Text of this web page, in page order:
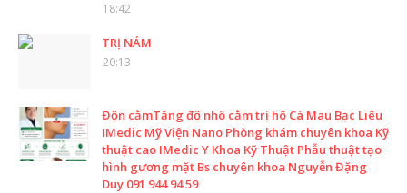
18:42
TRỊ NÁM
20:13
Độn cằmTăng độ nhô cằm trị hô Cà Mau Bạc Liêu
IMedic Mỹ Viện Nano Phòng khám chuyên khoa Kỹ
thuật cao IMedic Y Khoa Kỹ Thuật Phẫu thuật tạo
hình gương mặt Bs chuyên khoa Nguyễn Đặng
Duy 091 944 94 59